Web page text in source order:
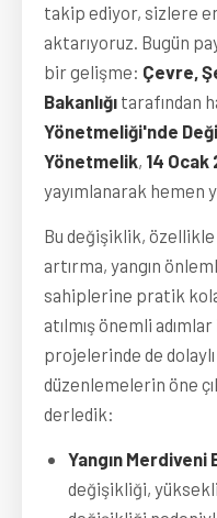
takip ediyor, sizlere
aktarıyoruz. Bugün
bir gelişme: Çevre,
Bakanlığı tarafından
Yönetmeliği'nde
Yönetmelik, 14 Ocak
yayımlanarak hemen
Bu değişiklik, özellikle
artırma, yangın
sahiplerine pratik
atılmış önemli
projelerinde de
düzenlemelerin öne
derledik:
Yangın Merdiveni
değişikliği,